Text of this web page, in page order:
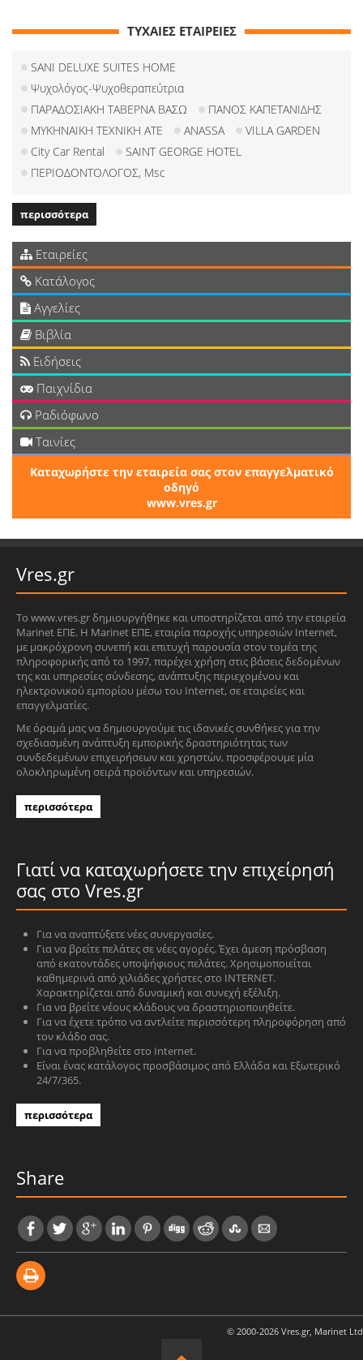
ΤΥΧΑΙΕΣ ΕΤΑΙΡΕΙΕΣ
SANI DELUXE SUITES HOME
Ψυχολόγος-Ψυχοθεραπεύτρια
ΠΑΡΑΔΟΣΙΑΚΗ ΤΑΒΕΡΝΑ ΒΑΣΩ
ΠΑΝΟΣ ΚΑΠΕΤΑΝΙΔΗΣ
ΜΥΚΗΝΑΙΚΗ ΤΕΧΝΙΚΗ ΑΤΕ
ANASSA
VILLA GARDEN
City Car Rental
SAINT GEORGE HOTEL
ΠΕΡΙΟΔΟΝΤΟΛΟΓΟΣ, Msc
περισσότερα
Εταιρείες
Κατάλογος
Αγγελίες
Βιβλία
Ειδήσεις
Παιχνίδια
Ραδιόφωνο
Ταινίες
Καταχωρήστε την εταιρεία σας στον επαγγελματικό
οδηγό
www.vres.gr
Vres.gr
Το www.vres.gr δημιουργήθηκε και υποστηρίζεται από την εταιρεία
Marinet ΕΠΕ. Η Marinet ΕΠΕ, εταιρία παροχής υπηρεσιών Internet,
με μακρόχρονη συνεπή και επιτυχή παρουσία στον τομέα της
πληροφορικής από το 1997, παρέχει χρήση στις βάσεις δεδομένων
της και υπηρεσίες σύνδεσης, ανάπτυξης περιεχομένου και
ηλεκτρονικού εμπορίου μέσω του Internet, σε εταιρείες και
επαγγελματίες.
Με όραμά μας να δημιουργούμε τις ιδανικές συνθήκες για την
σχεδιασμένη ανάπτυξη εμπορικής δραστηριότητας των
συνδεδεμένων επιχειρήσεων και χρηστών, προσφέρουμε μία
ολοκληρωμένη σειρά προϊόντων και υπηρεσιών.
περισσότερα
Γιατί να καταχωρήσετε την επιχείρησή
σας στο Vres.gr
Για να αναπτύξετε νέες συνεργασίες.
Για να βρείτε πελάτες σε νέες αγορές. Έχει άμεση πρόσβαση
από εκατοντάδες υποψήφιους πελάτες. Χρησιμοποιείται
καθημερινά από χιλιάδες χρήστες στο INTERNET.
Χαρακτηρίζεται από δυναμική και συνεχή εξέλιξη.
Για να βρείτε νέους κλάδους να δραστηριοποιηθείτε.
Για να έχετε τρόπο να αντλείτε περισσότερη πληροφόρηση από
τον κλάδο σας.
Για να προβληθείτε στο Internet.
Είναι ένας κατάλογος προσβάσιμος από Ελλάδα και Εξωτερικό
24/7/365.
περισσότερα
Share
© 2000-2026 Vres.gr, Marinet Ltd